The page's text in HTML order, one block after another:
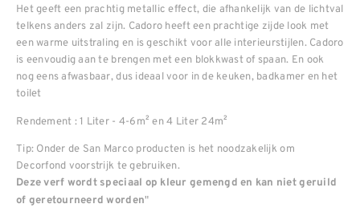
Het geeft een prachtig metallic effect, die afhankelijk van de lichtval
telkens anders zal zijn. Cadoro heeft een prachtige zijde look met
een warme uitstraling en is geschikt voor alle interieurstijlen. Cadoro
is eenvoudig aan te brengen met een blokkwast of spaan. En ook
nog eens afwasbaar, dus ideaal voor in de keuken, badkamer en het
toilet
Rendement : 1 Liter - 4-6m² en 4 Liter 24m²
Tip: Onder de San Marco producten is het noodzakelijk om
Decorfond voorstrijk te gebruiken.
Deze verf wordt speciaal op kleur gemengd en kan niet geruild
of geretourneerd worden"